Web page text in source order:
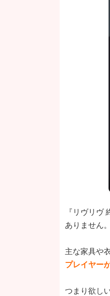
『リヴリヴ
ありません。
主な家具や
プレイヤー
つまり欲し